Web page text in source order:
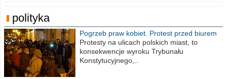
polityka
Pogrzeb praw kobiet. Protest przed biurem
poselskim PiS
Protesty na ulicach polskich miast, to
konsekwencje wyroku Trybunału
Konstytucyjnego,..